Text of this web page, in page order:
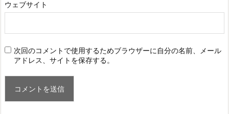
ウェブサイト
次回のコメントで使用するためブラウザーに自分の名前、メール
アドレス、サイトを保存する。